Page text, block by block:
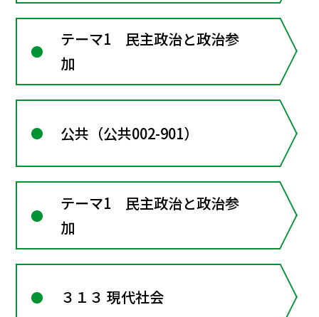
テーマ1 民主政治と政治参
加
公共（公共002-901）
テーマ1 民主政治と政治参
加
３１３ 現代社会